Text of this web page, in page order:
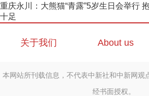
重庆永川：大熊猫“青露”5岁生日会举行
十足
关于我们 About us
本网站所刊载信息，不代表中新社和中新网观
经书面授权。